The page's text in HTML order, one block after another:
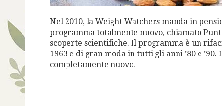
Nel 2010, la Weight Watchers manda in
programma totalmente nuovo, chiamato
scoperte scientifiche. Il programma è un
1963 e di gran moda in tutti gli anni ’80 e
completamente nuovo.